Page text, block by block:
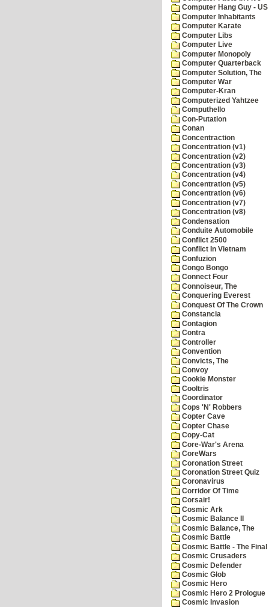
Computer Hang Guy -
Computer Inhabitants
Computer Karate
Computer Libs
Computer Live
Computer Monopoly
Computer Quarterback
Computer Solution, The
Computer War
Computer-Kran
Computerized Yahtzee
Computhello
Con-Putation
Conan
Concentraction
Concentration (v1)
Concentration (v2)
Concentration (v3)
Concentration (v4)
Concentration (v5)
Concentration (v6)
Concentration (v7)
Concentration (v8)
Condensation
Conduite Automobile
Conflict 2500
Conflict In Vietnam
Confuzion
Congo Bongo
Connect Four
Connoiseur, The
Conquering Everest
Conquest Of The Crown
Constancia
Contagion
Contra
Controller
Convention
Convicts, The
Convoy
Cookie Monster
Cooltris
Coordinator
Cops 'N' Robbers
Copter Cave
Copter Chase
Copy-Cat
Core-War's Arena
CoreWars
Coronation Street
Coronation Street Quiz
Coronavirus
Corridor Of Time
Corsair!
Cosmic Ark
Cosmic Balance II
Cosmic Balance, The
Cosmic Battle
Cosmic Battle - The
Cosmic Crusaders
Cosmic Defender
Cosmic Glob
Cosmic Hero
Cosmic Hero 2 Prologue
Cosmic Invasion